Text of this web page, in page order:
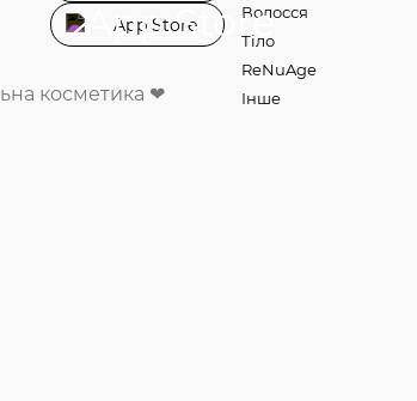
App Store
косметика ❤
Волосся
Тіло
ReNuAge
Інше